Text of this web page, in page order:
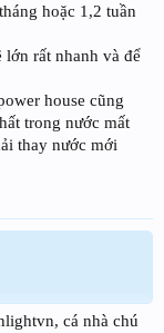
hoặc 1,2 tuần
lớn rất nhanh và để
house cũng
trong nước mất
thay nước mới
cá nhà chú